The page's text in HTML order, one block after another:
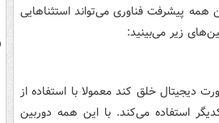
همه پیشرفت فناوری می‌تواند استثناهایی
زیر می‌بینید:
دیجیتال خلق کند معمولا با استفاده از
استفاده می‌کند. با این همه دوربین